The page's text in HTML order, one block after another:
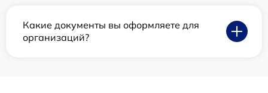
Какие документы вы оформляете для
организаций?